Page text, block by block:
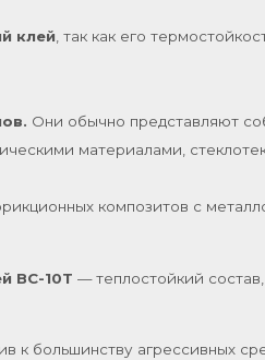
клей , так как его
Они обычно представляют
материалами,
композитов с
ВС-10Т — теплостойкий
большинству агрессивных